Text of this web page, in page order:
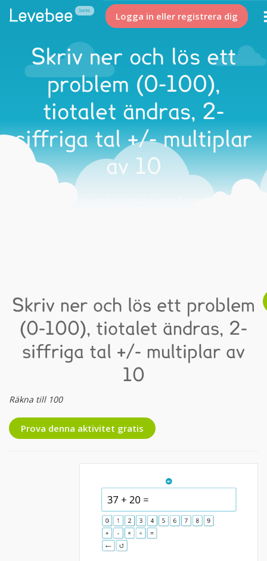
Logga in eller registrera dig
Skriv ner och lös ett
problem (0-100),
tiotalet ändras, 2-
siffriga tal +/- multiplar
av 10
Skriv ner och lös ett problem
(0-100), tiotalet ändras, 2-
siffriga tal +/- multiplar av
10
Räkna till 100
Prova denna aktivitet gratis